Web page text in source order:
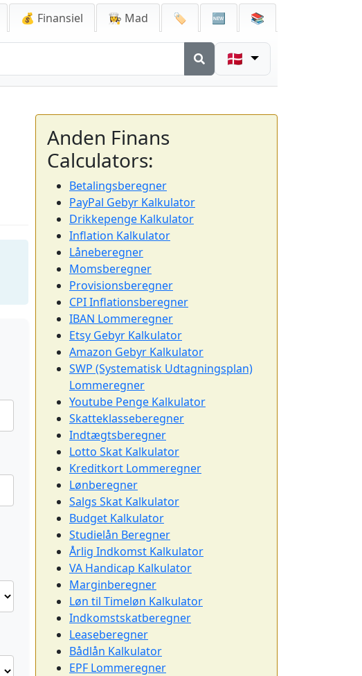
💰 Finansiel 👩‍🍳 Mad 🏷️ 🆕 📚
🇩🇰
Anden Finans
Calculators:
Betalingsberegner
PayPal Gebyr Kalkulator
Drikkepenge Kalkulator
Inflation Kalkulator
Låneberegner
Momsberegner
Provisionsberegner
CPI Inflationsberegner
IBAN Lommeregner
Etsy Gebyr Kalkulator
Amazon Gebyr Kalkulator
SWP (Systematisk Udtagningsplan)
Lommeregner
Youtube Penge Kalkulator
Skatteklasseberegner
Indtægtsberegner
Lotto Skat Kalkulator
Kreditkort Lommeregner
Lønberegner
Salgs Skat Kalkulator
Budget Kalkulator
Studielån Beregner
Årlig Indkomst Kalkulator
VA Handicap Kalkulator
Marginberegner
Løn til Timeløn Kalkulator
Indkomstskatberegner
Leaseberegner
Bådlån Kalkulator
EPF Lommeregner